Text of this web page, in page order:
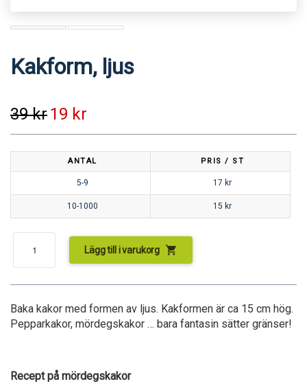
Kakform, ljus
39kr19 kr
ANTAL PRIS / ST
5-9 17 kr
10-1000 15 kr
Lägg till i varukorg shopping_cart
Baka kakor med formen av ljus. Kakformen är ca 15 cm hög.
Pepparkakor, mördegskakor … bara fantasin sätter gränser!
Recept på mördegskakor